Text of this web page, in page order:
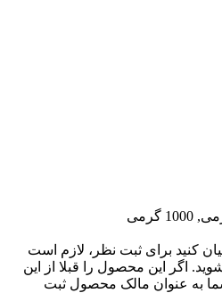
کنید برای ثبت نظر، لازم است
اگر این محصول را قبلا از این
به عنوان مالک محصول ثبت